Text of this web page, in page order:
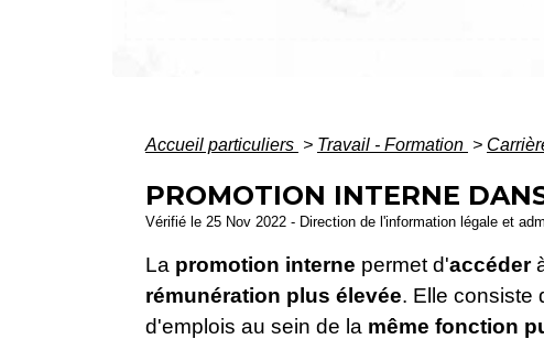
Accueil particuliers > Travail - Formation >
PROMOTION INTERNE
Vérifié le 25 Nov 2022 - Direction de l'information légale et
La promotion interne permet d'accéder
rémunération plus élevée. Elle consiste
d'emplois au sein de la même fonction